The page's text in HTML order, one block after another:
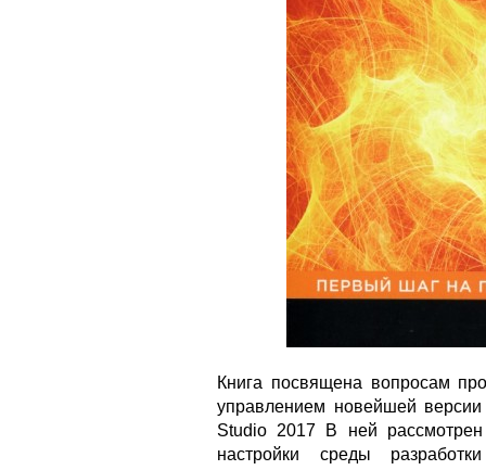
Книга посвящена вопросам
управлением новейшей
Studio 2017 В ней
настройки среды